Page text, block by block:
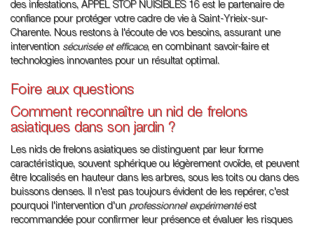
des infestations, APPEL STOP NUISIBLES 16 est le partenaire de
confiance pour protéger votre cadre de vie à Saint-Yrieix-sur-
Charente. Nous restons à l'écoute de vos besoins, assurant une
intervention sécurisée et efficace, en combinant savoir-faire et
technologies innovantes pour un résultat optimal.
Foire aux questions
Comment reconnaître un nid de frelons
asiatiques dans son jardin ?
Les nids de frelons asiatiques se distinguent par leur forme
caractéristique, souvent sphérique ou légèrement ovoïde, et peuvent
être localisés en hauteur dans les arbres, sous les toits ou dans des
buissons denses. Il n'est pas toujours évident de les repérer, c'est
pourquoi l'intervention d'un professionnel expérimentéest
recommandée pour confirmer leur présence et évaluer les risques